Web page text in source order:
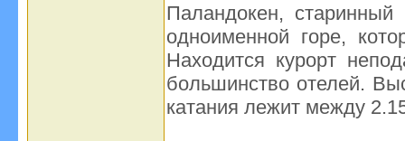
Паландокен,
одноименной горе,
Находится курорт
большинство отелей.
катания лежит между